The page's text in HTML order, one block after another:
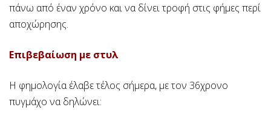
πάνω από έναν χρόνο και να δίνει τροφή στις φήμες περί
αποχώρησης.
Επιβεβαίωση με στυλ
Η φημολογία έλαβε τέλος σήμερα, με τον 36χρονο
πυγμάχο να δηλώνει: